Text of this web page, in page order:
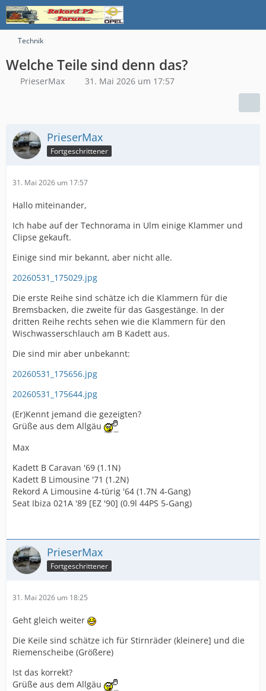
Technik
Welche Teile sind denn das?
PrieserMax 31. Mai 2026 um 17:57
PrieserMax
Fortgeschrittener
31. Mai 2026 um 17:57
Hallo miteinander,
Ich habe auf der Technorama in Ulm einige Klammer und
Clipse gekauft.
Einige sind mir bekannt, aber nicht alle.
20260531_175029.jpg
Die erste Reihe sind schätze ich die Klammern für die
Bremsbacken, die zweite für das Gasgestänge. In der
dritten Reihe rechts sehen wie die Klammern für den
Wischwasserschlauch am B Kadett aus.
Die sind mir aber unbekannt:
20260531_175656.jpg
20260531_175644.jpg
(Er)Kennt jemand die gezeigten?
Grüße aus dem Allgäu
Max
Kadett B Caravan '69 (1.1N)
Kadett B Limousine '71 (1.2N)
Rekord A Limousine 4-türig '64 (1.7N 4-Gang)
Seat Ibiza 021A '89 [EZ '90] (0.9l 44PS 5-Gang)
PrieserMax
Fortgeschrittener
31. Mai 2026 um 18:25
Geht gleich weiter
Die Keile sind schätze ich für Stirnräder (kleinere] und die
Riemenscheibe (Größere)
Ist das korrekt?
Grüße aus dem Allgäu